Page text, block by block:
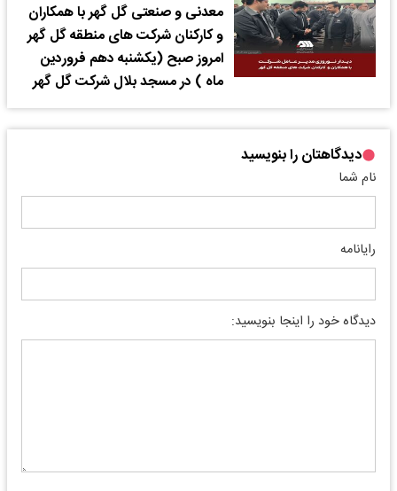
معدنی و صنعتی گل گهر با همکاران
و کارکنان شرکت های منطقه گل گهر
امروز صبح (یکشنبه دهم فروردین
ماه ) در مسجد بلال شرکت گل گهر
دیدگاهتان را بنویسید
نام شما
رایانامه
دیدگاه خود را اینجا بنویسید: